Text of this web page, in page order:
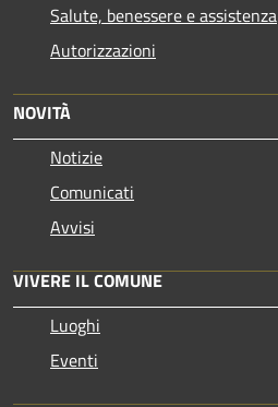
Salute, benessere e assistenza
Autorizzazioni
NOVITÀ
Notizie
Comunicati
Avvisi
VIVERE IL COMUNE
Luoghi
Eventi